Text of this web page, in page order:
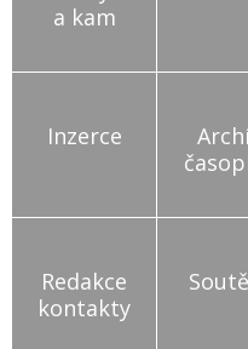
a kam
Inzerce
Redakce
kontakty